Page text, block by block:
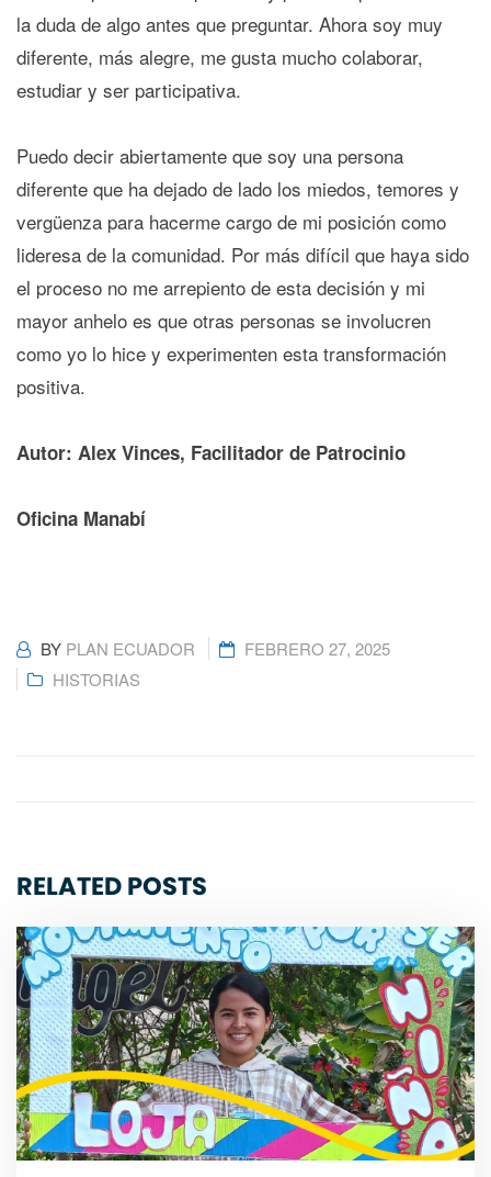
la duda de algo antes que preguntar. Ahora soy muy
diferente, más alegre, me gusta mucho colaborar,
estudiar y ser participativa.
Puedo decir abiertamente que soy una persona
diferente que ha dejado de lado los miedos, temores y
vergüenza para hacerme cargo de mi posición como
lideresa de la comunidad. Por más difícil que haya sido
el proceso no me arrepiento de esta decisión y mi
mayor anhelo es que otras personas se involucren
como yo lo hice y experimenten esta transformación
positiva.
Autor: Alex Vinces, Facilitador de Patrocinio
Oficina Manabí
BY PLAN ECUADOR
FEBRERO 27, 2025
HISTORIAS
RELATED POSTS